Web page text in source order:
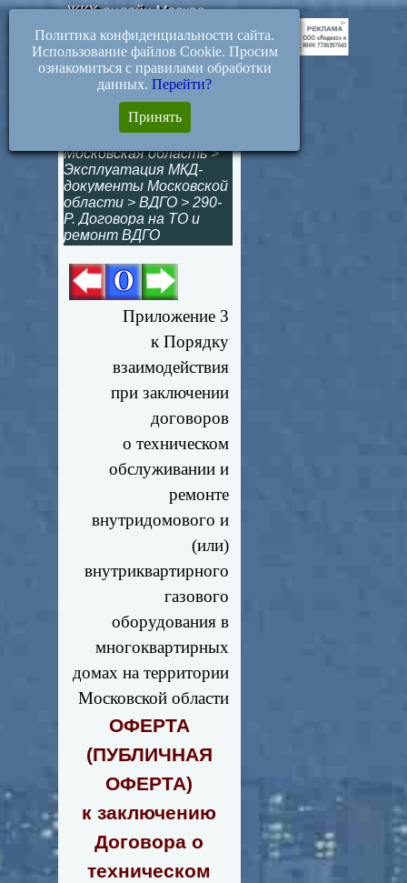
ЖКХ-онлайн.Москва
Оферта к договору о
ТО ВДГО МКД
Московская область>
Эксплуатация МКД-
документы Московской
области >ВДГО >290-
Р. Договора на ТО и
ремонт ВДГО
Приложение 3
к Порядку
взаимодействия
при заключении
договоров
о техническом
обслуживании и
ремонте
внутридомового и
(или)
внутриквартирного
газового
оборудования в
многоквартирных
домах на территории
Московской области
ОФЕРТА
(ПУБЛИЧНАЯ
ОФЕРТА)
к заключению
Договора о
техническом
Политика конфиденциальности сайта.
Использование файлов Cookie. Просим
ознакомиться с правилами обработки
данных. Перейти?
Принять